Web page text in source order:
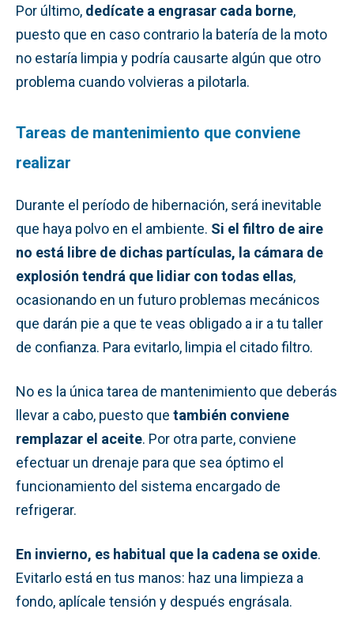
Por último, dedícate a engrasar cada borne,
puesto que en caso contrario la batería de la moto
no estaría limpia y podría causarte algún que otro
problema cuando volvieras a pilotarla.
Tareas de mantenimiento que conviene
realizar
Durante el período de hibernación, será inevitable
que haya polvo en el ambiente. Si el filtro de aire
no está libre de dichas partículas, la cámara de
explosión tendrá que lidiar con todas ellas,
ocasionando en un futuro problemas mecánicos
que darán pie a que te veas obligado a ir a tu taller
de confianza. Para evitarlo, limpia el citado filtro.
No es la única tarea de mantenimiento que deberás
llevar a cabo, puesto que también conviene
remplazar el aceite. Por otra parte, conviene
efectuar un drenaje para que sea óptimo el
funcionamiento del sistema encargado de
refrigerar.
En invierno, es habitual que la cadena se oxide.
Evitarlo está en tus manos: haz una limpieza a
fondo, aplícale tensión y después engrásala.